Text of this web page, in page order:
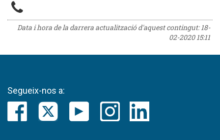
Data i hora de la darrera actualització d'aquest contingut:18-
02-2020 15:11
Segueix-nos a: